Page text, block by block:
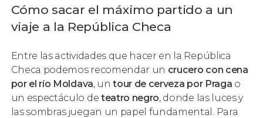
Cómo sacar el máximo partido a un
viaje a la República Checa
Entre las actividades que hacer en la República
Checa podemos recomendar un crucero con cena
por el río Moldava, un tour de cerveza por Praga o
un espectáculo de teatro negro, donde las luces y
las sombras juegan un papel fundamental. Para